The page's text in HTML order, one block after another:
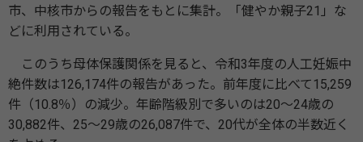
市、中核市からの報告をもとに集計。「健やか親子21」な
どに利用されている。
このうち母体保護関係を見ると、令和3年度の人工妊娠中
絶件数は126,174件の報告があった。前年度に比べて15,259
件（10.8％）の減少。年齢階級別で多いのは20〜24歳の
30,882件、25〜29歳の26,087件で、20代が全体の半数近く